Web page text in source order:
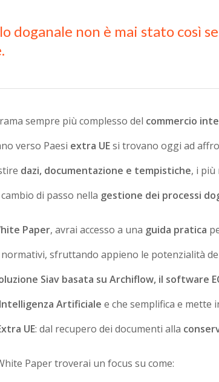
doganale non è mai stato così
sempre più complesso del commercio
verso Paesi extra UEsi trovano oggi ad
dazi, documentazione e tempistiche, i
di passo nella gestione dei processi
Paper, avrai accesso a una guida pratica
sfruttando appieno le potenzialità
Siav basata su Archiflow, il software
Artificiale e che semplifica e mette
UE: dal recupero dei documenti alla
Paper troverai un focus su come: